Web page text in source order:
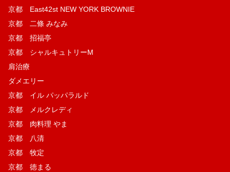
京都 East42st NEW YORK BROWNIE
京都 二條 みなみ
京都 招福亭
京都 シャルキュトリーM
肩治療
ダメエリー
京都 イル パッパラルド
京都 メルクレディ
京都 肉料理 やま
京都 八清
京都 牧定
京都 徳まる